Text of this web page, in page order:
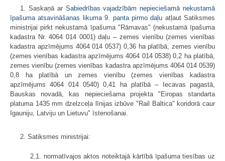
1. Saskaņā ar Sabiedrības vajadzībām nepieciešamā nekustamā
īpašuma atsavināšanas likuma 9. panta pirmo daļu atļaut Satiksmes
ministrijai pirkt nekustamā īpašuma "Rāmavas" (nekustamā īpašuma
kadastra Nr. 4064 014 0001) daļu – zemes vienību (zemes vienības
kadastra apzīmējums 4064 014 0537) 0,36 ha platībā, zemes vienību
(zemes vienības kadastra apzīmējums 4064 014 0538) 0,2 ha platībā,
zemes vienību (zemes vienības kadastra apzīmējums 4064 014 0539)
0,8 ha platībā un zemes vienību (zemes vienības kadastra
apzīmējums 4064 014 0540) 0,41 ha platībā – Iecavas pagastā,
Bauskas novadā, kas nepieciešama projekta "Eiropas standarta
platuma 1435 mm dzelzceļa līnijas izbūve "Rail Baltica" koridorā caur
Igauniju, Latviju un Lietuvu" īstenošanai.
2. Satiksmes ministrijai:
2.1. normatīvajos aktos noteiktajā kārtībā īpašuma tiesības uz